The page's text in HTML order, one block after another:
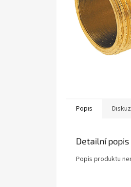
Popis
Detailní
Popis produktu